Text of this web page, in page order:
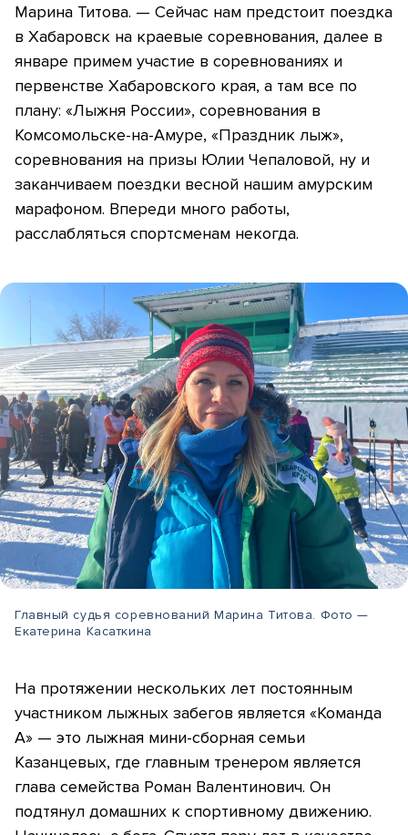
Марина Титова. — Сейчас нам предстоит поездка
в Хабаровск на краевые соревнования, далее в
январе примем участие в соревнованиях и
первенстве Хабаровского края, а там все по
плану: «Лыжня России», соревнования в
Комсомольске-на-Амуре, «Праздник лыж»,
соревнования на призы Юлии Чепаловой, ну и
заканчиваем поездки весной нашим амурским
марафоном. Впереди много работы,
расслабляться спортсменам некогда.
Главный судья соревнований Марина Титова. Фото —
Екатерина Касаткина
На протяжении нескольких лет постоянным
участником лыжных забегов является «Команда
А» — это лыжная мини-сборная семьи
Казанцевых, где главным тренером является
глава семейства Роман Валентинович. Он
подтянул домашних к спортивному движению.